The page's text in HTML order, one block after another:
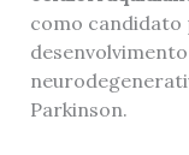
como candidato
Parkinson.